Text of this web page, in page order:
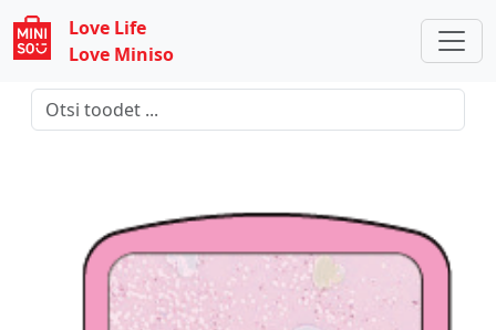
Love Life
Love Miniso